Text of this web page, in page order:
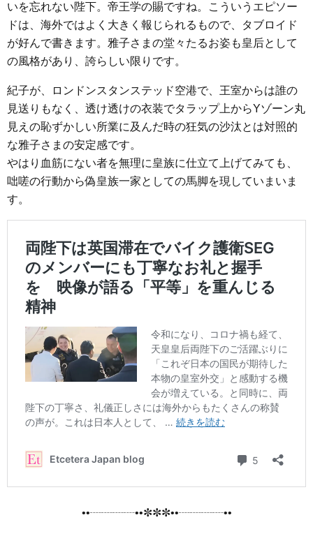
いを忘れない陛下。帝王学の賜ですね。こういうエピソー
ドは、海外ではよく大きく報じられるもので、タブロイド
が好んで書きます。雅子さまの堂々たるお姿も皇后として
の風格があり、誇らしい限りです。
紀子が、ロンドンスタンステッド空港で、王室からは誰の
見送りもなく、透け透けの衣装でタラップ上からYゾーン丸
見えの恥ずかしい所業に及んだ時の狂気の沙汰とは対照的
な雅子さまの安定感です。
やはり血筋にない者を無理に皇族に仕立て上げてみても、
咄嗟の行動から偽皇族一家としての馬脚を現していまいま
す。
••┈┈┈┈••✼✼✼••┈┈┈┈••